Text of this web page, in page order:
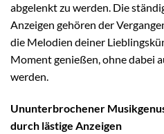
abgelenkt zu werden. Die
Anzeigen gehören der
die Melodien deiner
Moment genießen, ohne dabei
werden.
Ununterbrochener
durch lästige Anzeigen